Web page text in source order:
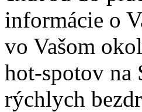
informácie o
vo Vašom
hot-spotov na
rýchlych